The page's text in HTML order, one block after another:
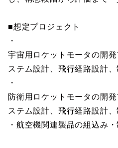
■想定プロジェクト
・
宇宙用ロケットモータの開
ステム設計、飛行経路設計
・
防衛用ロケットモータの開
ステム設計、飛行経路設計
・航空機関連製品の組込み